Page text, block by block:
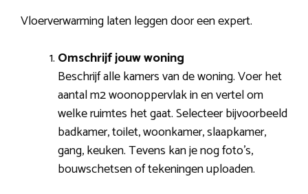
Vloerverwarming laten leggen door een expert.
Omschrijf jouw woning
Beschrijf alle kamers van de woning. Voer het
aantal m2 woonoppervlak in en vertel om
welke ruimtes het gaat. Selecteer bijvoorbeeld
badkamer, toilet, woonkamer, slaapkamer,
gang, keuken. Tevens kan je nog foto’s,
bouwschetsen of tekeningen uploaden.